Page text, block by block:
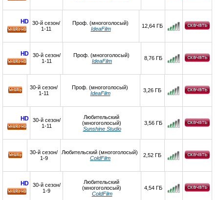
HD
30-й сезон/
1-11
Проф. (многоголосый)
IdeaFilm
12,64 ГБ
HD
30-й сезон/
1-11
Проф. (многоголосый)
IdeaFilm
8,76 ГБ
30-й сезон/
1-11
Проф. (многоголосый)
IdeaFilm
3,26 ГБ
HD
30-й сезон/
1-11
Любительский
(многоголосый)
Sunshine Studio
3,56 ГБ
30-й сезон/
1-9
Любительский (многоголосый)
ColdFilm
2,52 ГБ
HD
30-й сезон/
1-9
Любительский
(многоголосый)
ColdFilm
4,54 ГБ